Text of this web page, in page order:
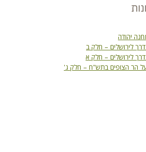
לירושלים – חלק ב
לירושלים – חלק א
הר הצופים בתש"ח – חלק ג'